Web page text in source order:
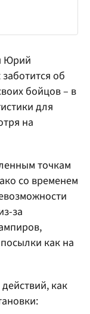
Юрий
об
бойцов – в
для
на
точкам
со временем
за
как на
как